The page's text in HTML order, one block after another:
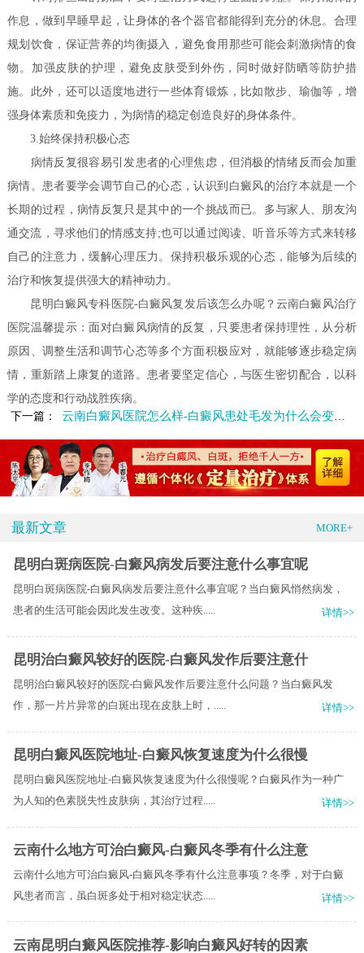
作息，做到早睡早起，让身体的各个器官都能得到充分的休息。合理
规划饮食，保证营养的均衡摄入，避免食用那些可能会刺激病情的食
物。加强皮肤的护理，避免皮肤受到外伤，同时做好防晒等防护措
施。此外，还可以适度地进行一些体育锻炼，比如散步、瑜伽等，增
强身体素质和免疫力，为病情的稳定创造良好的身体条件。
3.始终保持积极心态
病情反复很容易引发患者的心理焦虑，但消极的情绪反而会加重
病情。患者要学会调节自己的心态，认识到白癜风的治疗本就是一个
长期的过程，病情反复只是其中的一个挑战而已。多与家人、朋友沟
通交流，寻求他们的情感支持;也可以通过阅读、听音乐等方式来转移
自己的注意力，缓解心理压力。保持积极乐观的心态，能够为后续的
治疗和恢复提供强大的精神动力。
昆明白癜风专科医院-白癜风复发后该怎么办呢？云南白癜风治疗
医院温馨提示：面对白癜风病情的反复，只要患者保持理性，从分析
原因、调整生活和调节心态等多个方面积极应对，就能够逐步稳定病
情，重新踏上康复的道路。患者要坚定信心，与医生密切配合，以科
学的态度和行动战胜疾病。
下一篇：
云南白癜风医院怎么样-白癜风患处毛发为什么会变白呢
最新文章 MORE+
昆明白斑病医院-白癜风病发后要注意什么事宜呢
昆明白斑病医院-白癜风病发后要注意什么事宜呢？当白癜风悄然病发，
患者的生活可能会因此发生改变。这种疾.....
详情>>
昆明治白癜风较好的医院-白癜风发作后要注意什
昆明治白癜风较好的医院-白癜风发作后要注意什么问题？当白癜风发
作，那一片片异常的白斑出现在皮肤上时，.....
详情>>
昆明白癜风医院地址-白癜风恢复速度为什么很慢
昆明白癜风医院地址-白癜风恢复速度为什么很慢呢？白癜风作为一种广
为人知的色素脱失性皮肤病，其治疗过程.....
详情>>
云南什么地方可治白癜风-白癜风冬季有什么注意
云南什么地方可治白癜风-白癜风冬季有什么注意事项？冬季，对于白癜
风患者而言，虽白斑多处于相对稳定状态.....
详情>>
云南昆明白癜风医院推荐-影响白癜风好转的因素